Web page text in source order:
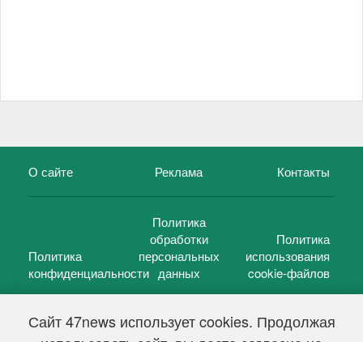
Сайт 47news использует cookies. Продолжая
О сайте Реклама Контакты
Политика
конфиденциальности
Политика
обработки
персональных
данных
Политика
использования
cookie-файлов